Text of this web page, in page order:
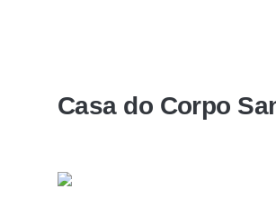
Casa do Corpo